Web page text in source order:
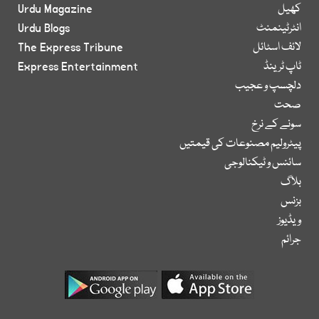
کھیل
انٹرٹینمنٹ
لائف اسٹائل
ٹاپ ٹرینڈ
دلچسپ و عجیب
صحت
سونے کے نرخ
پیٹرولیم مصنوعات کی قیمتیں
سائنس و ٹیکنالوجی
بلاگ
بزنس
ویڈیوز
جرائم
Urdu Magazine
Urdu Blogs
The Express Tribune
Express Entertainment